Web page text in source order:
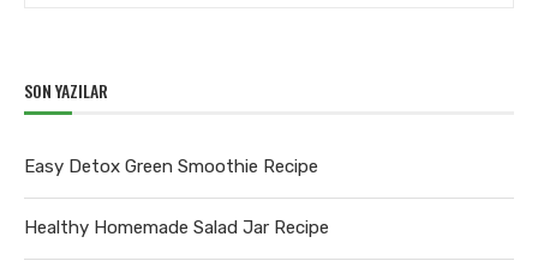
SON YAZILAR
Easy Detox Green Smoothie Recipe
Healthy Homemade Salad Jar Recipe